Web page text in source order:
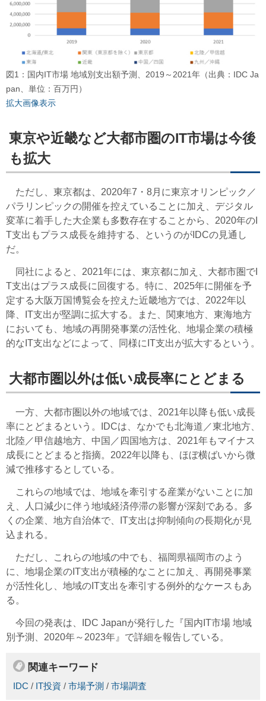
図1：国内IT市場 地域別支出額予測、2019～2021年（出典：IDC Ja
pan、単位：百万円）
拡大画像表示
東京や近畿など大都市圏のIT市場は今後
も拡大
ただし、東京都は、2020年7・8月に東京オリンピック／
パラリンピックの開催を控えていることに加え、デジタル
変革に着手した大企業も多数存在することから、2020年のI
T支出もプラス成長を維持する、というのがIDCの見通し
だ。
同社によると、2021年には、東京都に加え、大都市圏でI
T支出はプラス成長に回復する。特に、2025年に開催を予
定する大阪万国博覧会を控えた近畿地方では、2022年以
降、IT支出が堅調に拡大する。また、関東地方、東海地方
においても、地域の再開発事業の活性化、地場企業の積極
的なIT支出などによって、同様にIT支出が拡大するという。
大都市圏以外は低い成長率にとどまる
一方、大都市圏以外の地域では、2021年以降も低い成長
率にとどまるという。IDCは、なかでも北海道／東北地方、
北陸／甲信越地方、中国／四国地方は、2021年もマイナス
成長にとどまると指摘。2022年以降も、ほぼ横ばいから微
減で推移するとしている。
これらの地域では、地域を牽引する産業がないことに加
え、人口減少に伴う地域経済停滞の影響が深刻である。多
くの企業、地方自治体で、IT支出は抑制傾向の長期化が見
込まれる。
ただし、これらの地域の中でも、福岡県福岡市のよう
に、地場企業のIT支出が積極的なことに加え、再開発事業
が活性化し、地域のIT支出を牽引する例外的なケースもあ
る。
今回の発表は、IDC Japanが発行した『国内IT市場 地域
別予測、2020年～2023年』で詳細を報告している。
関連キーワード
IDC / IT投資 / 市場予測 / 市場調査